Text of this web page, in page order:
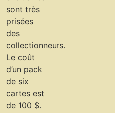
sont très
prisées
des
collectionneurs.
Le coût
d’un pack
de six
cartes est
de 100 $.